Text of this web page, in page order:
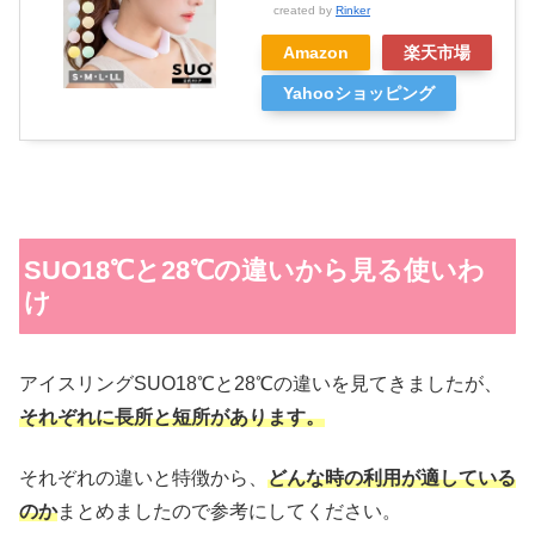
created by Rinker
Amazon 楽天市場
Yahooショッピング
SUO18℃と28℃の違いから見る使いわ
け
アイスリングSUO18℃と28℃の違いを見てきましたが、
それぞれに長所と短所があります。
それぞれの違いと特徴から、 どんな時の利用が適している
のかまとめましたので参考にしてください。